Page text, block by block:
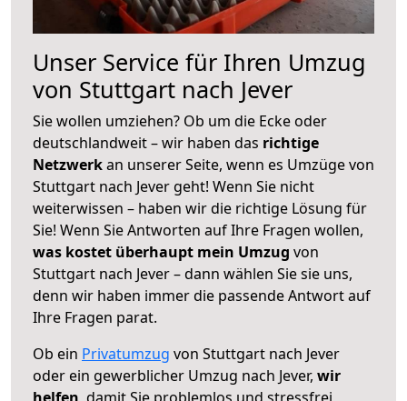
Unser Service für Ihren Umzug
von Stuttgart nach Jever
Sie wollen umziehen? Ob um die Ecke oder
deutschlandweit – wir haben das richtige
Netzwerkan unserer Seite, wenn es Umzüge von
Stuttgart nach Jever geht! Wenn Sie nicht
weiterwissen – haben wir die richtige Lösung für
Sie! Wenn Sie Antworten auf Ihre Fragen wollen,
was kostet überhaupt mein Umzug von
Stuttgart nach Jever – dann wählen Sie sie uns,
denn wir haben immer die passende Antwort auf
Ihre Fragen parat.
Ob ein Privatumzug von Stuttgart nach Jever
oder ein gewerblicher Umzug nach Jever, wir